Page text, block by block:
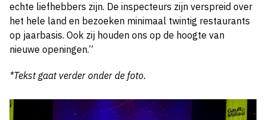
echte liefhebbers zijn. De inspecteurs zijn verspreid over
het hele land en bezoeken minimaal twintig restaurants
op jaarbasis. Ook zij houden ons op de hoogte van
nieuwe openingen.”
*Tekst gaat verder onder de foto.